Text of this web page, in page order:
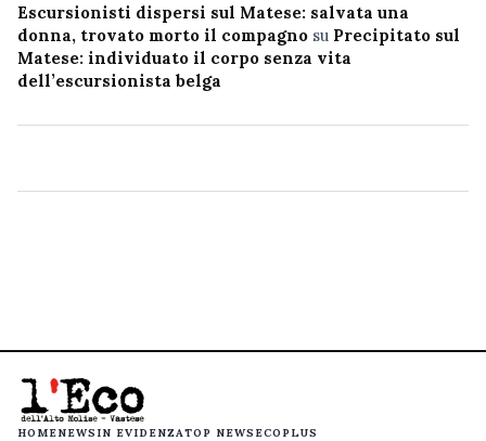
Escursionisti dispersi sul Matese: salvata una
donna, trovato morto il compagno su Precipitato sul
Matese: individuato il corpo senza vita
dell’escursionista belga
HOMENEWS IN EVIDENZATOP NEWS ECOPLUS